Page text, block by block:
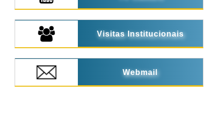
Visitas Institucionais
Webmail